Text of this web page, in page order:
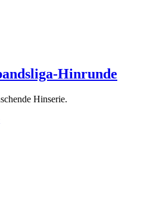
Hinrunde
Hinserie.